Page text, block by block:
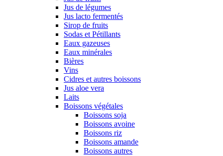
Jus de légumes
Jus lacto fermentés
Sirop de fruits
Sodas et Pétillants
Eaux gazeuses
Eaux minérales
Bières
Vins
Cidres et autres boissons
Jus aloe vera
Laits
Boissons végétales
Boissons soja
Boissons avoine
Boissons riz
Boissons amande
Boissons autres